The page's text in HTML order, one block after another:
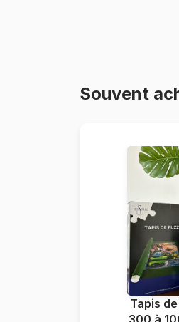
Souvent
Tapis
300 à